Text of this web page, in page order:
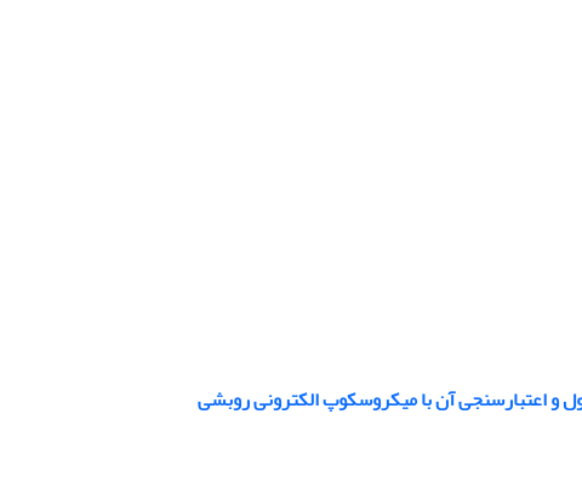
اعتبارسنجی آن‌ با میکروسکوپ الکترونی روبشی